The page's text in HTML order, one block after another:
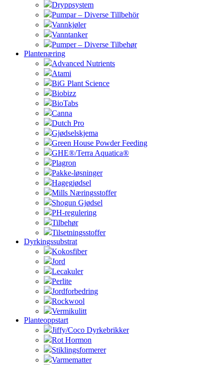
Dryppsystem
Pumpar – Diverse Tillbehör
Vannkjøler
Vanntanker
Pumper – Diverse Tilbehør
Plantenæring
Advanced Nutrients
Atami
BiG Plant Science
Biobizz
BioTabs
Canna
Dutch Pro
Gjødselskjema
Green House Powder Feeding
GHE®/Terra Aquatica®
Plagron
Pakke-løsninger
Hagegjødsel
Mills Næringsstoffer
Shogun Gjødsel
PH-regulering
Tilbehør
Tilsetningsstoffer
Dyrkingssubstrat
Kokosfiber
Jord
Lecakuler
Perlite
Jordforbedring
Rockwool
Vermikulitt
Planteoppstart
Jiffy/Coco Dyrkebrikker
Rot Hormon
Stiklingsformerer
Varmematter